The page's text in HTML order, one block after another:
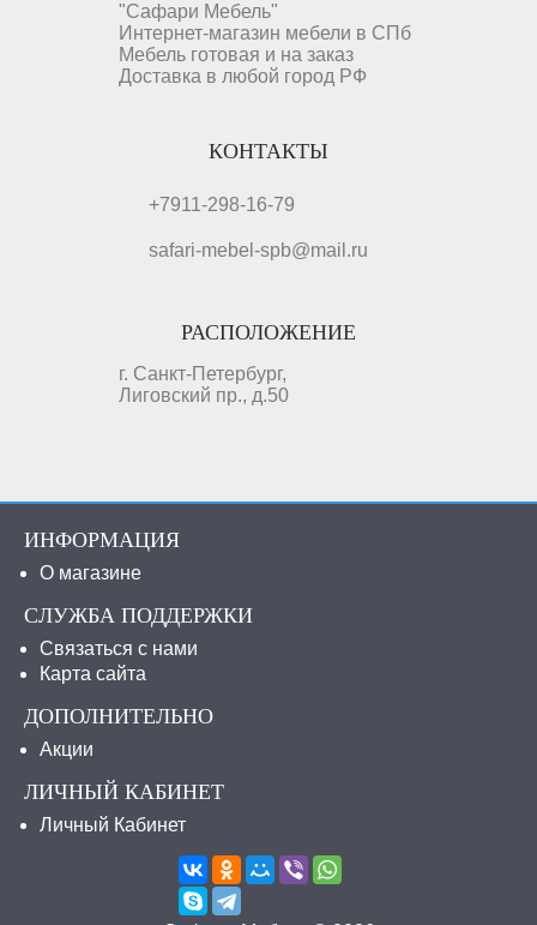
"Сафари Мебель"
Интернет-магазин мебели в СПб
Мебель готовая и на заказ
Доставка в любой город РФ
КОНТАКТЫ
+7911-298-16-79
safari-mebel-spb@mail.ru
РАСПОЛОЖЕНИЕ
г. Санкт-Петербург,
Лиговский пр., д.50
ИНФОРМАЦИЯ
О магазине
СЛУЖБА ПОДДЕРЖКИ
Связаться с нами
Карта сайта
ДОПОЛНИТЕЛЬНО
Акции
ЛИЧНЫЙ КАБИНЕТ
Личный Кабинет